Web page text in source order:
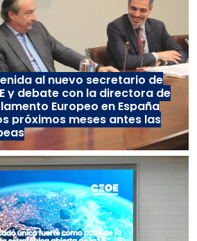
al nuevo secretario de
y debate con la directora de
Europeo en España
próximos meses antes las